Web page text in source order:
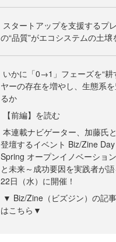
スタートアップを支援するプ
の“品質”がエコシステムの土壌
いかに「0→1」フェーズを“耕
ヤーの存在を増やし、生態系
るか
【前編】を読む
本連載ナビゲーター、加藤氏
登壇するイベント Biz/Zine
Spring オープンイノベーショ
と未来～成功要因を実践者が
22日（水）に開催！
▼ Biz/Zine（ビズジン）の記
はこちら▼